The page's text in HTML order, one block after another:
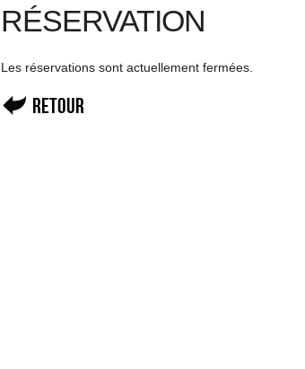
RÉSERVATION
Les réservations sont actuellement fermées.
Retour